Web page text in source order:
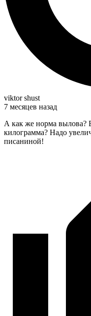
viktor shust
7 месяцев назад
А как же норма вылова?
килограмма? Надо
писаниной!